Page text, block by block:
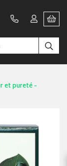
et pureté -